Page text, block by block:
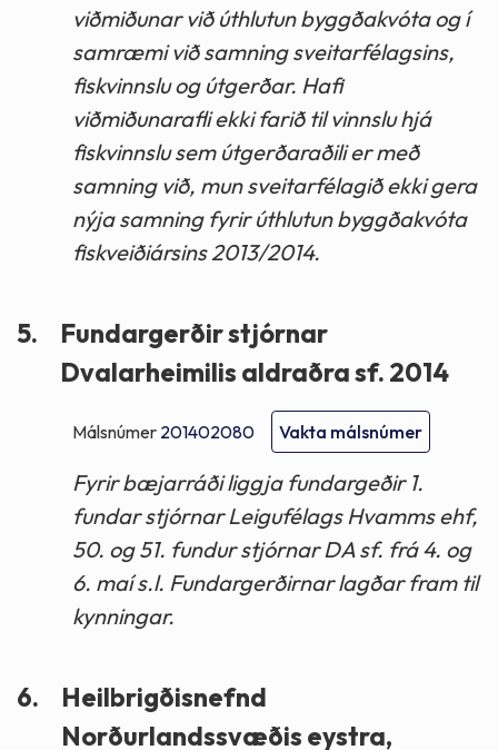
viðmiðunar við úthlutun byggðakvóta og í
samræmi við samning sveitarfélagsins,
fiskvinnslu og útgerðar. Hafi
viðmiðunarafli ekki farið til vinnslu hjá
fiskvinnslu sem útgerðaraðili er með
samning við, mun sveitarfélagið ekki gera
nýja samning fyrir úthlutun byggðakvóta
fiskveiðiársins 2013/2014.
5.
Fundargerðir stjórnar
Dvalarheimilis aldraðra sf. 2014
Málsnúmer 201402080 Vakta málsnúmer
Fyrir bæjarráði liggja fundargeðir 1.
fundar stjórnar Leigufélags Hvamms ehf,
50. og 51. fundur stjórnar DA sf. frá 4. og
6. maí s.l. Fundargerðirnar lagðar fram til
kynningar.
6.
Heilbrigðisnefnd
Norðurlandssvæðis eystra,